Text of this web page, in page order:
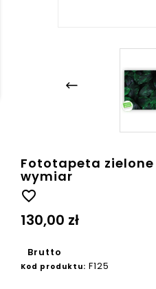
Fototapeta
wymiar
favorite_border
130,00 zł
Brutto
Kod produktu: F125